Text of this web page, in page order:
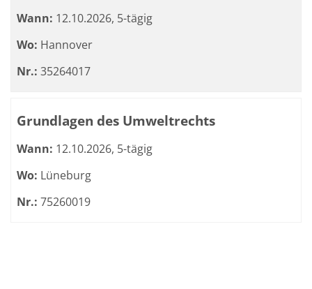
Wann: 12.10.2026, 5-tägig
Wo: Hannover
Nr.: 35264017
Grundlagen des Umweltrechts
Wann: 12.10.2026, 5-tägig
Wo: Lüneburg
Nr.: 75260019